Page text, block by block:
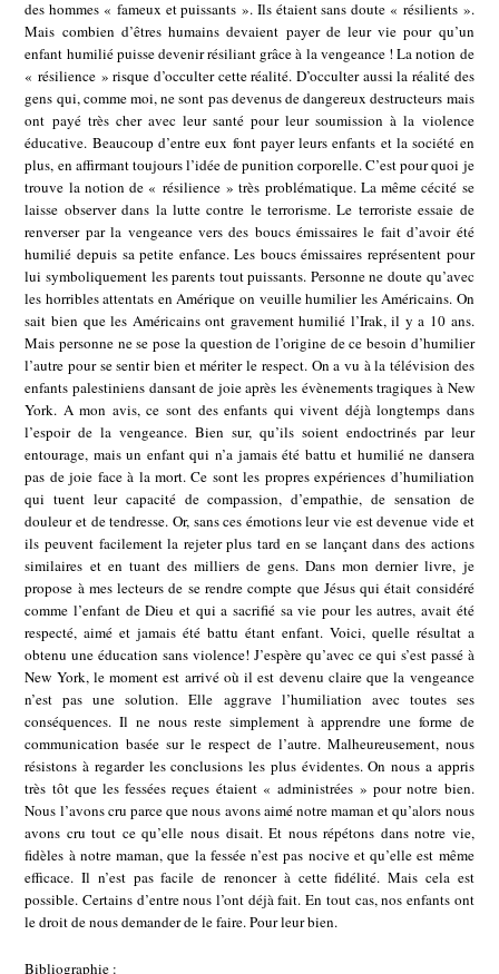
des hommes « fameux et puissants ». Ils étaient sans doute « résilients ».
Mais combien d’êtres humains devaient payer de leur vie pour qu’un
enfant humilié puisse devenir résiliant grâce à la vengeance ! La notion de
« résilience » risque d’occulter cette réalité. D’occulter aussi la réalité des
gens qui, comme moi, ne sont pas devenus de dangereux destructeurs mais
ont payé très cher avec leur santé pour leur soumission à la violence
éducative. Beaucoup d’entre eux font payer leurs enfants et la société en
plus, en affirmant toujours l’idée de punition corporelle. C’est pour quoi je
trouve la notion de « résilience » très problématique. La même cécité se
laisse observer dans la lutte contre le terrorisme. Le terroriste essaie de
renverser par la vengeance vers des boucs émissaires le fait d’avoir été
humilié depuis sa petite enfance. Les boucs émissaires représentent pour
lui symboliquement les parents tout puissants. Personne ne doute qu’avec
les horribles attentats en Amérique on veuille humilier les Américains. On
sait bien que les Américains ont gravement humilié l’Irak, il y a 10 ans.
Mais personne ne se pose la question de l’origine de ce besoin d’humilier
l’autre pour se sentir bien et mériter le respect. On a vu à la télévision des
enfants palestiniens dansant de joie après les évènements tragiques à New
York. A mon avis, ce sont des enfants qui vivent déjà longtemps dans
l’espoir de la vengeance. Bien sur, qu’ils soient endoctrinés par leur
entourage, mais un enfant qui n’a jamais été battu et humilié ne dansera
pas de joie face à la mort. Ce sont les propres expériences d’humiliation
qui tuent leur capacité de compassion, d’empathie, de sensation de
douleur et de tendresse. Or, sans ces émotions leur vie est devenue vide et
ils peuvent facilement la rejeter plus tard en se lançant dans des actions
similaires et en tuant des milliers de gens. Dans mon dernier livre, je
propose à mes lecteurs de se rendre compte que Jésus qui était considéré
comme l’enfant de Dieu et qui a sacrifié sa vie pour les autres, avait été
respecté, aimé et jamais été battu étant enfant. Voici, quelle résultat a
obtenu une éducation sans violence! J’espère qu’avec ce qui s’est passé à
New York, le moment est arrivé où il est devenu claire que la vengeance
n’est pas une solution. Elle aggrave l’humiliation avec toutes ses
conséquences. Il ne nous reste simplement à apprendre une forme de
communication basée sur le respect de l’autre. Malheureusement, nous
résistons à regarder les conclusions les plus évidentes. On nous a appris
très tôt que les fessées reçues étaient « administrées » pour notre bien.
Nous l’avons cru parce que nous avons aimé notre maman et qu’alors nous
avons cru tout ce qu’elle nous disait. Et nous répétons dans notre vie,
fidèles à notre maman, que la fessée n’est pas nocive et qu’elle est même
efficace. Il n’est pas facile de renoncer à cette fidélité. Mais cela est
possible. Certains d’entre nous l’ont déjà fait. En tout cas, nos enfants ont
le droit de nous demander de le faire. Pour leur bien.
Bibliographie :